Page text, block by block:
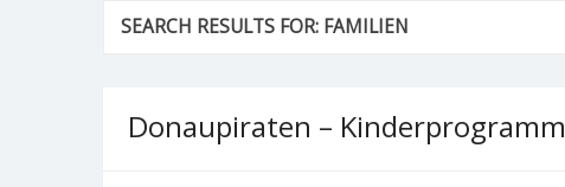
SEARCH RESULTS FOR: FAMILIEN
Donaupiraten – Kinderprogramm